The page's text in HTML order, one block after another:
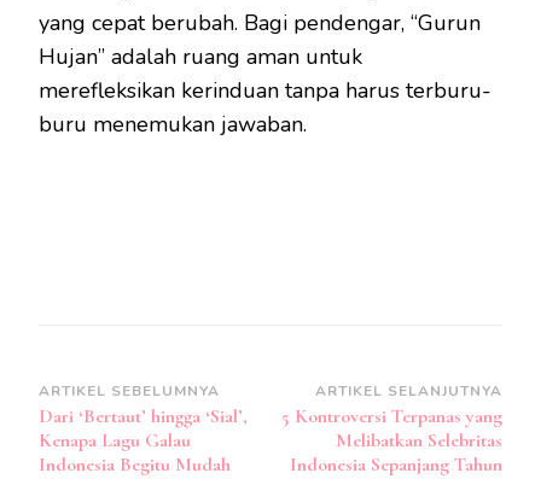
yang cepat berubah. Bagi pendengar, “Gurun
Hujan” adalah ruang aman untuk
merefleksikan kerinduan tanpa harus terburu-
buru menemukan jawaban.
Navigasi
Artikel
ARTIKEL SEBELUMNYA
Dari ‘Bertaut’ hingga ‘Sial’,
Kenapa Lagu Galau
Indonesia Begitu Mudah
ARTIKEL SELANJUTNYA
5 Kontroversi Terpanas yang
Melibatkan Selebritas
Indonesia Sepanjang Tahun